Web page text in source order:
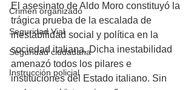
Crimen organizado
Seguridad Vial
Seguridad ciudadana
Instrucción policial
El asesinato de Aldo Moro constituyó la
trágica prueba de la escalada de
inestabilidad social y política en la
sociedad italiana. Dicha inestabilidad
amenazó todos los pilares e
instituciones del Estado italiano. Sin